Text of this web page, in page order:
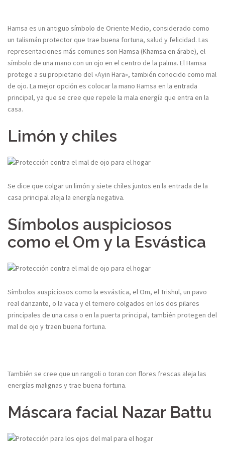
Hamsa es un antiguo símbolo de Oriente Medio, considerado como
un talismán protector que trae buena fortuna, salud y felicidad. Las
representaciones más comunes son Hamsa (Khamsa en árabe), el
símbolo de una mano con un ojo en el centro de la palma. El Hamsa
protege a su propietario del «Ayin Hara», también conocido como mal
de ojo. La mejor opción es colocar la mano Hamsa en la entrada
principal, ya que se cree que repele la mala energía que entra en la
casa.
Limón y chiles
Se dice que colgar un limón y siete chiles juntos en la entrada de la
casa principal aleja la energía negativa.
Símbolos auspiciosos
como el Om y la Esvástica
Símbolos auspiciosos como la esvástica, el Om, el Trishul, un pavo
real danzante, o la vaca y el ternero colgados en los dos pilares
principales de una casa o en la puerta principal, también protegen del
mal de ojo y traen buena fortuna.
También se cree que un rangoli o toran con flores frescas aleja las
energías malignas y trae buena fortuna.
Máscara facial Nazar Battu